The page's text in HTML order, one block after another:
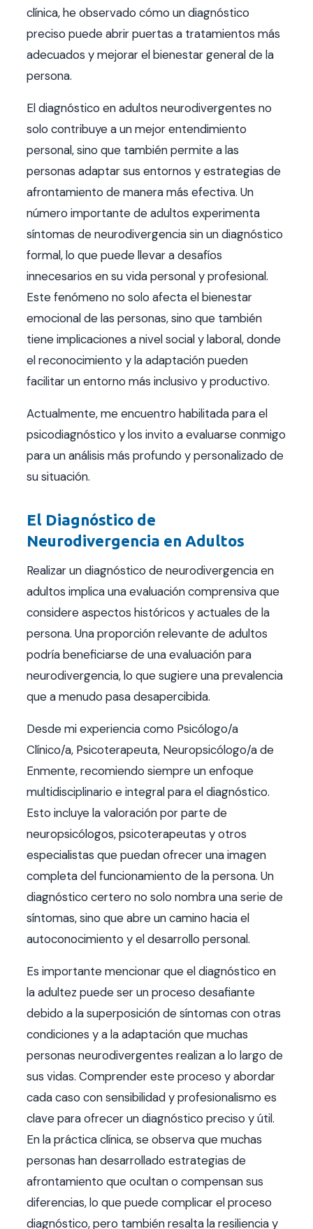
clínica, he observado cómo un diagnóstico
preciso puede abrir puertas a tratamientos más
adecuados y mejorar el bienestar general de la
persona.
El diagnóstico en adultos neurodivergentes no
solo contribuye a un mejor entendimiento
personal, sino que también permite a las
personas adaptar sus entornos y estrategias de
afrontamiento de manera más efectiva. Un
número importante de adultos experimenta
síntomas de neurodivergencia sin un diagnóstico
formal, lo que puede llevar a desafíos
innecesarios en su vida personal y profesional.
Este fenómeno no solo afecta el bienestar
emocional de las personas, sino que también
tiene implicaciones a nivel social y laboral, donde
el reconocimiento y la adaptación pueden
facilitar un entorno más inclusivo y productivo.
Actualmente, me encuentro habilitada para el
psicodiagnóstico y los invito a evaluarse conmigo
para un análisis más profundo y personalizado de
su situación.
El Diagnóstico de
Neurodivergencia en Adultos
Realizar un diagnóstico de neurodivergencia en
adultos implica una evaluación comprensiva que
considere aspectos históricos y actuales de la
persona. Una proporción relevante de adultos
podría beneficiarse de una evaluación para
neurodivergencia, lo que sugiere una prevalencia
que a menudo pasa desapercibida.
Desde mi experiencia como Psicólogo/a
Clínico/a, Psicoterapeuta, Neuropsicólogo/a de
Enmente, recomiendo siempre un enfoque
multidisciplinario e integral para el diagnóstico.
Esto incluye la valoración por parte de
neuropsicólogos, psicoterapeutas y otros
especialistas que puedan ofrecer una imagen
completa del funcionamiento de la persona. Un
diagnóstico certero no solo nombra una serie de
síntomas, sino que abre un camino hacia el
autoconocimiento y el desarrollo personal.
Es importante mencionar que el diagnóstico en
la adultez puede ser un proceso desafiante
debido a la superposición de síntomas con otras
condiciones y a la adaptación que muchas
personas neurodivergentes realizan a lo largo de
sus vidas. Comprender este proceso y abordar
cada caso con sensibilidad y profesionalismo es
clave para ofrecer un diagnóstico preciso y útil.
En la práctica clínica, se observa que muchas
personas han desarrollado estrategias de
afrontamiento que ocultan o compensan sus
diferencias, lo que puede complicar el proceso
diagnóstico, pero también resalta la resiliencia y